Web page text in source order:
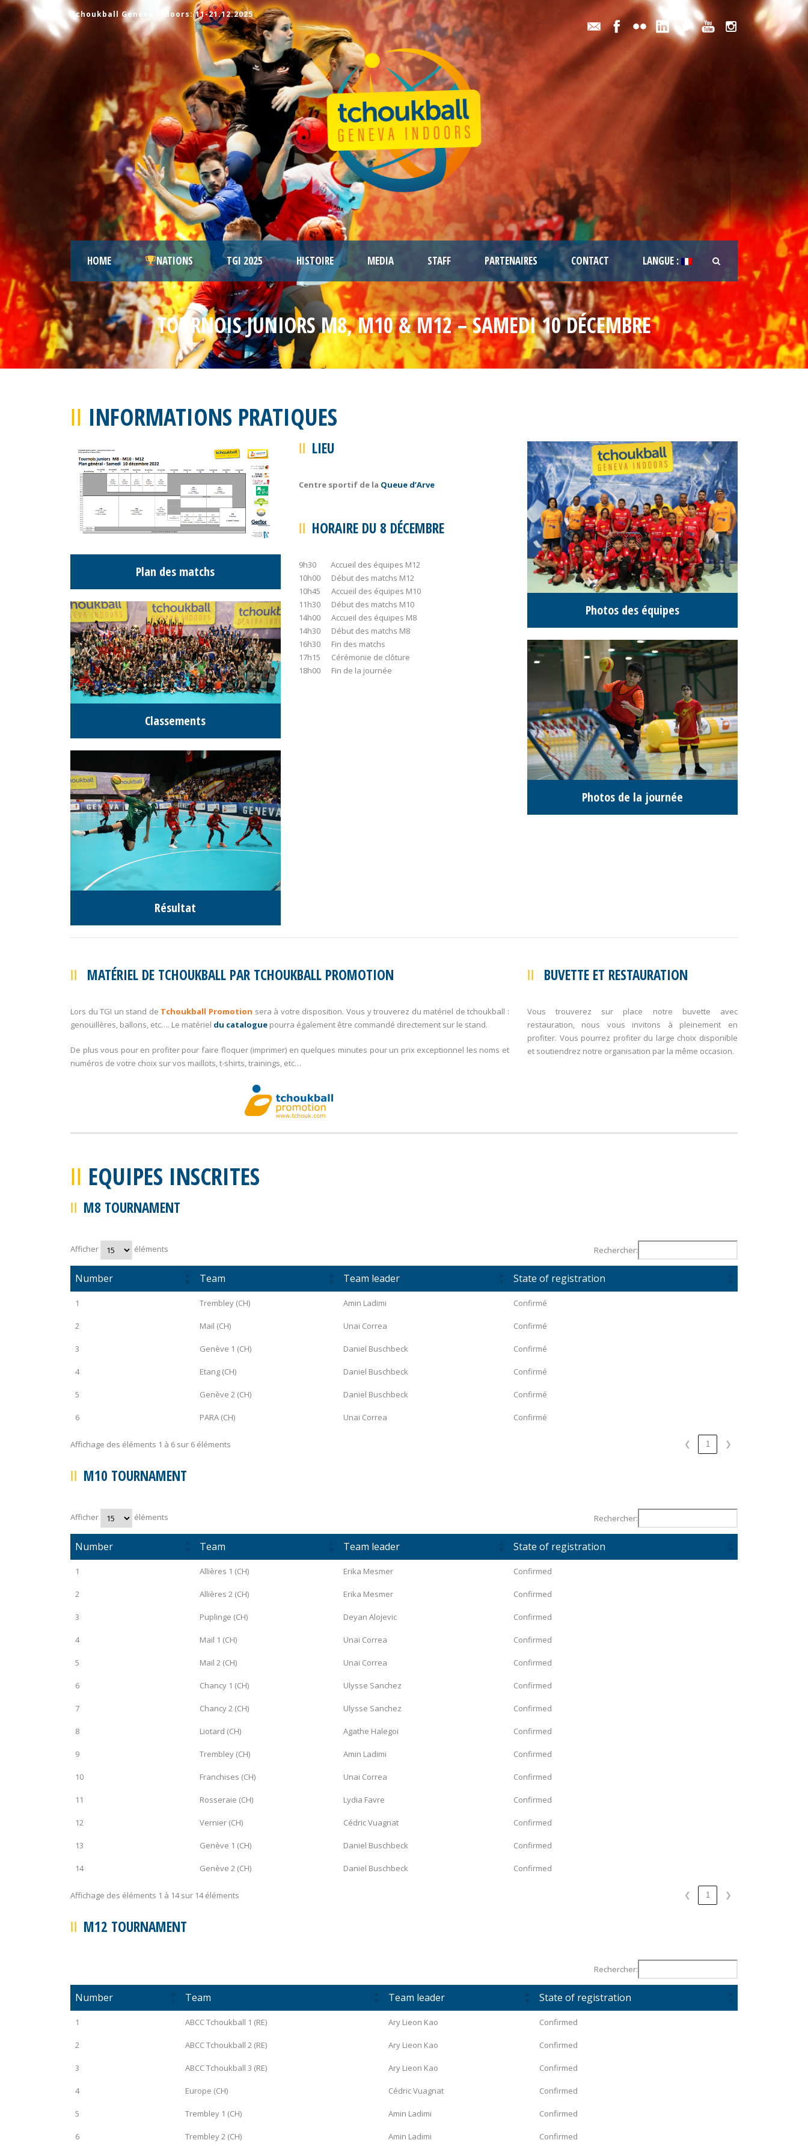
Tchoukball Geneva Indoors: 11-21.12.2025
HOME NATIONS TGI 2025 HISTOIRE MEDIA STAFF PARTENAIRES CONTACT LANGUE :
TOURNOIS JUNIORS M8, M10 & M12 – SAMEDI 10 DÉCEMBRE
INFORMATIONS PRATIQUES
Plan des matchs
Classements
Résultat
LIEU
Centre sportif de la Queue d’Arve
HORAIRE DU 8 DÉCEMBRE
9h30 Accueil des équipes M12
10h00 Début des matchs M12
10h45 Accueil des équipes M10
11h30 Début des matchs M10
14h00 Accueil des équipes M8
14h30 Début des matchs M8
16h30 Fin des matchs
17h15 Cérémonie de clôture
18h00 Fin de la journée
Photos des équipes
Photos de la journée
MATÉRIEL DE TCHOUKBALL PAR TCHOUKBALL PROMOTION
Lors du TGI un stand de Tchoukball Promotion sera à votre disposition. Vous y trouverez du matériel de tchoukball :
genouillères, ballons, etc…. Le matériel du catalogue pourra également être commandé directement sur le stand.
De plus vous pour en profiter pour faire floquer (imprimer) en quelques minutes pour un prix exceptionnel les noms et
numéros de votre choix sur vos maillots, t-shirts, trainings, etc…
BUVETTE ET RESTAURATION
Vous trouverez sur place notre buvette avec
restauration, nous vous invitons à pleinement en
profiter. Vous pourrez profiter du large choix disponible
et soutiendrez notre organisation par la même occasion.
EQUIPES INSCRITES
M8 TOURNAMENT
Afficher éléments Rechercher:
Number Team Team leader State of registration
1 Trembley (CH) Amin Ladimi Confirmé
2 Mail (CH) Unai Correa Confirmé
3 Genève 1 (CH) Daniel Buschbeck Confirmé
4 Etang (CH) Daniel Buschbeck Confirmé
5 Genève 2 (CH) Daniel Buschbeck Confirmé
6 PARA (CH) Unai Correa Confirmé
Affichage des éléments 1 à 6 sur 6 éléments ❮ 1 ❯
M10 TOURNAMENT
Afficher éléments Rechercher:
Number Team Team leader State of registration
1 Allières 1 (CH) Erika Mesmer Confirmed
2 Allières 2 (CH) Erika Mesmer Confirmed
3 Puplinge (CH) Deyan Alojevic Confirmed
4 Mail 1 (CH) Unai Correa Confirmed
5 Mail 2 (CH) Unai Correa Confirmed
6 Chancy 1 (CH) Ulysse Sanchez Confirmed
7 Chancy 2 (CH) Ulysse Sanchez Confirmed
8 Liotard (CH) Agathe Halegoi Confirmed
9 Trembley (CH) Amin Ladimi Confirmed
10 Franchises (CH) Unai Correa Confirmed
11 Rosseraie (CH) Lydia Favre Confirmed
12 Vernier (CH) Cédric Vuagnat Confirmed
13 Genève 1 (CH) Daniel Buschbeck Confirmed
14 Genève 2 (CH) Daniel Buschbeck Confirmed
Affichage des éléments 1 à 14 sur 14 éléments ❮ 1 ❯
M12 TOURNAMENT
Rechercher:
Number Team Team leader State of registration
1 ABCC Tchoukball 1 (RE) Ary Lieon Kao Confirmed
2 ABCC Tchoukball 2 (RE) Ary Lieon Kao Confirmed
3 ABCC Tchoukball 3 (RE) Ary Lieon Kao Confirmed
4 Europe (CH) Cédric Vuagnat Confirmed
5 Trembley 1 (CH) Amin Ladimi Confirmed
6 Trembley 2 (CH) Amin Ladimi Confirmed